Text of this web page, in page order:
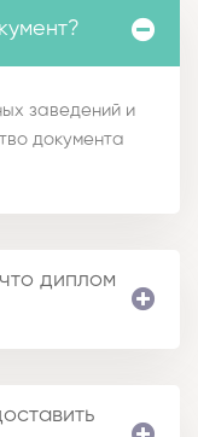
заведений и
документа
диплом